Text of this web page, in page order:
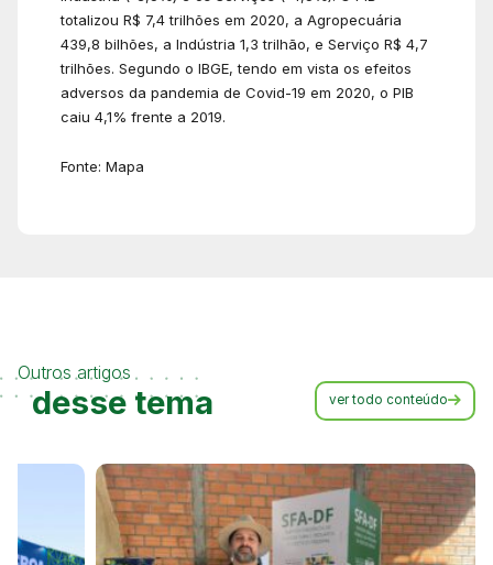
totalizou R$ 7,4 trilhões em 2020, a Agropecuária
439,8 bilhões, a Indústria 1,3 trilhão, e Serviço R$ 4,7
trilhões. Segundo o IBGE, tendo em vista os efeitos
adversos da pandemia de Covid-19 em 2020, o PIB
caiu 4,1% frente a 2019.
Fonte: Mapa
Outros artigos
desse tema ver todo conteúdo